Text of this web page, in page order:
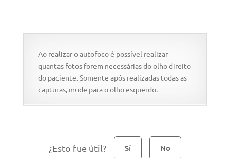
Ao realizar o autofoco é possível realizar
quantas fotos forem necessárias do olho direito
do paciente. Somente após realizadas todas as
capturas, mude para o olho esquerdo.
¿Esto fue útil? Sí No